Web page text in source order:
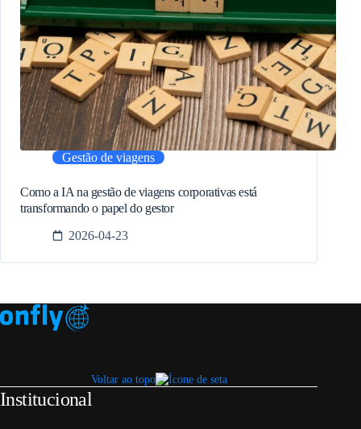
Gestão de viagens
Como a IA na gestão de viagens corporativas está
transformando o papel do gestor
2026-04-23
Voltar ao topo
Institucional